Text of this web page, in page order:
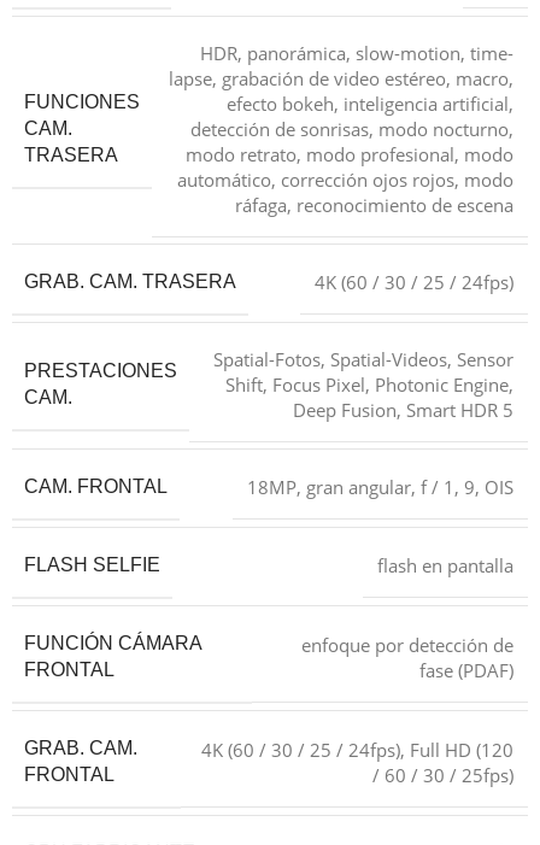
FUNCIONES
CAM.
TRASERA
HDR, panorámica, slow-motion, time-
lapse, grabación de video estéreo, macro,
efecto bokeh, inteligencia artificial,
detección de sonrisas, modo nocturno,
modo retrato, modo profesional, modo
automático, corrección ojos rojos, modo
ráfaga, reconocimiento de escena
GRAB. CAM. TRASERA 4K (60 / 30 / 25 / 24fps)
PRESTACIONES
CAM.
Spatial-Fotos, Spatial-Videos, Sensor
Shift, Focus Pixel, Photonic Engine,
Deep Fusion, Smart HDR 5
CAM. FRONTAL 18MP, gran angular, f / 1, 9, OIS
FLASH SELFIE flash en pantalla
FUNCIÓN CÁMARA
FRONTAL
enfoque por detección de
fase (PDAF)
GRAB. CAM.
FRONTAL
4K (60 / 30 / 25 / 24fps), Full HD (120
/ 60 / 30 / 25fps)